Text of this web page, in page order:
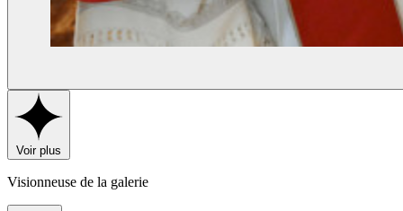
Voir plus
Visionneuse de la galerie